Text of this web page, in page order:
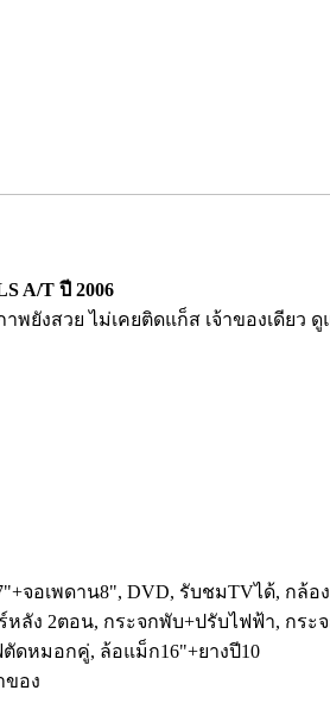
A/T ปี 2006
พยังสวย ไม่เคยติดแก็ส เจ้าของเดียว
จอเพดาน8", DVD, รับชมTVได้, กล้อ
หลัง 2ตอน, กระจกพับ+ปรับไฟฟ้า, กระ
ตัดหมอกคู่, ล้อแม็ก16"+ยางปี10
ของ